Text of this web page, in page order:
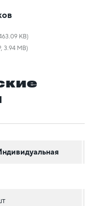
KB)
3.94 MB)